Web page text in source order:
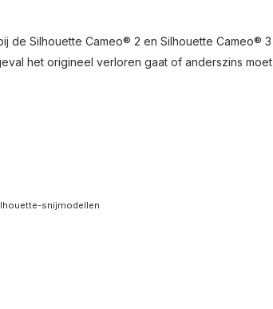
de Silhouette Cameo® 2 en Silhouette Cameo® 3
het origineel verloren gaat of anderszins moet
snijmodellen